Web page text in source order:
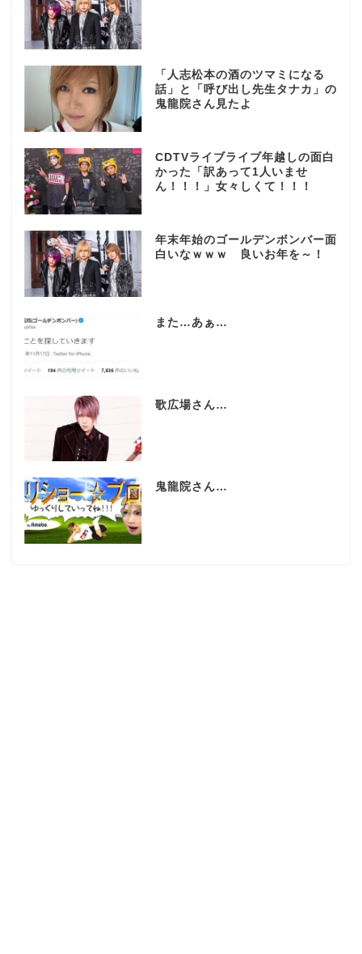
「人志松本の酒のツマミになる
話」と「呼び出し先生タナカ」の
鬼龍院さん見たよ
CDTVライブライブ年越しの面白
かった「訳あって1人いませ
ん！！！」女々しくて！！！
年末年始のゴールデンボンバー面
白いなｗｗｗ 良いお年を～！
また…あぁ…
歌広場さん…
鬼龍院さん…